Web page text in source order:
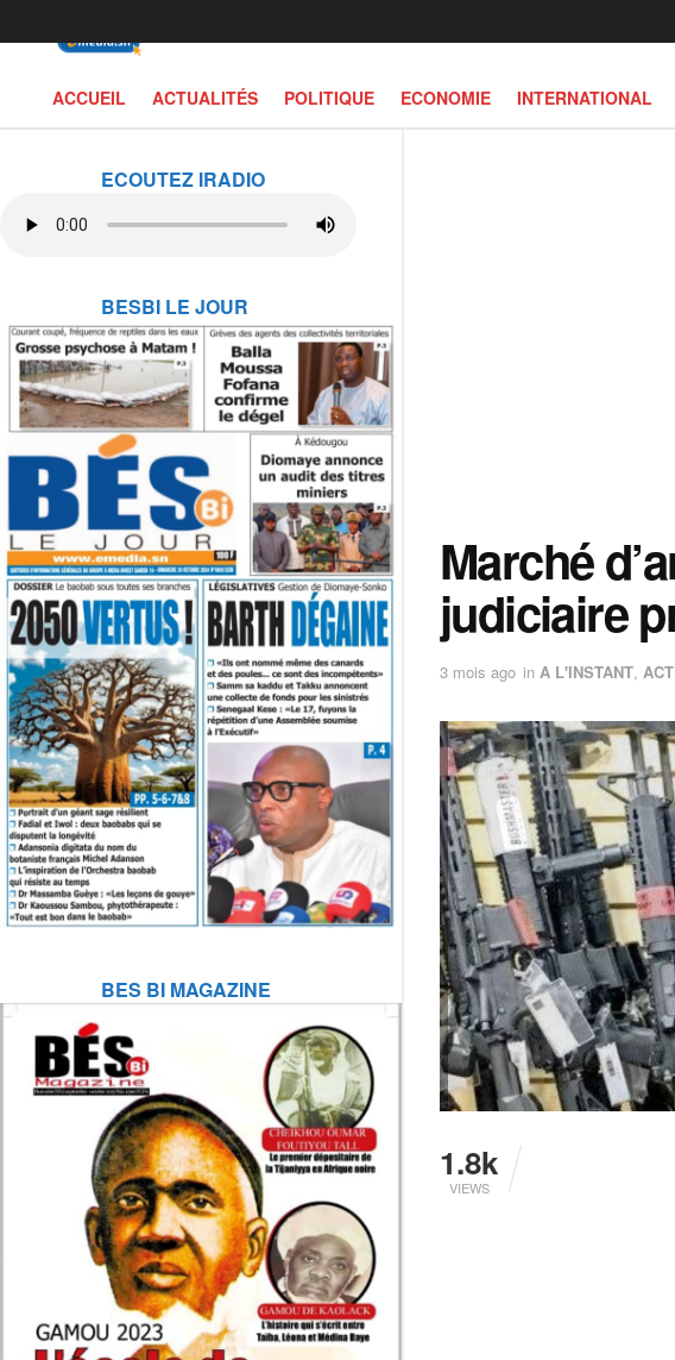
ECOUTEZ IRADIO
BESBI LE JOUR
BES BI MAGAZINE
ACCUEIL ACTUALITÉS POLITIQUE ECONOMIE INTERNATIONAL
Marché
judiciaire
3 mois ago in A L'INSTANT,
1.8k
VIEWS